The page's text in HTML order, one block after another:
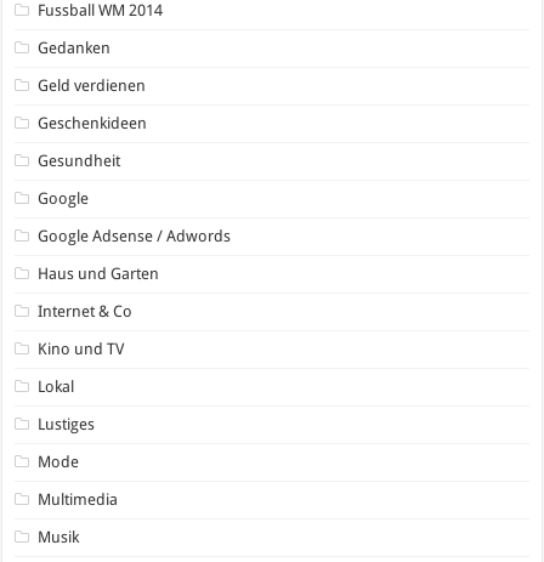
Fussball WM 2014
Gedanken
Geld verdienen
Geschenkideen
Gesundheit
Google
Google Adsense / Adwords
Haus und Garten
Internet & Co
Kino und TV
Lokal
Lustiges
Mode
Multimedia
Musik